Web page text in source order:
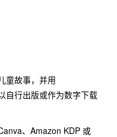
童故事，并用
自行出版或作为数字下载
、Amazon KDP 或